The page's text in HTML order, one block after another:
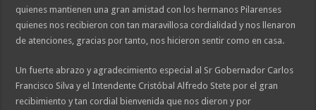
quienes mantienen una gran amistad con los hermanos Pilarenses
quienes nos recibieron con tan maravillosa cordialidad y nos llenaron
de atenciones, gracias por tanto, nos hicieron sentir como en casa.
Un fuerte abrazo y agradecimiento especial al Sr Gobernador Carlos
Francisco Silva y el Intendente Cristóbal Alfredo Stete por el gran
recibimiento y tan cordial bienvenida que nos dieron y por